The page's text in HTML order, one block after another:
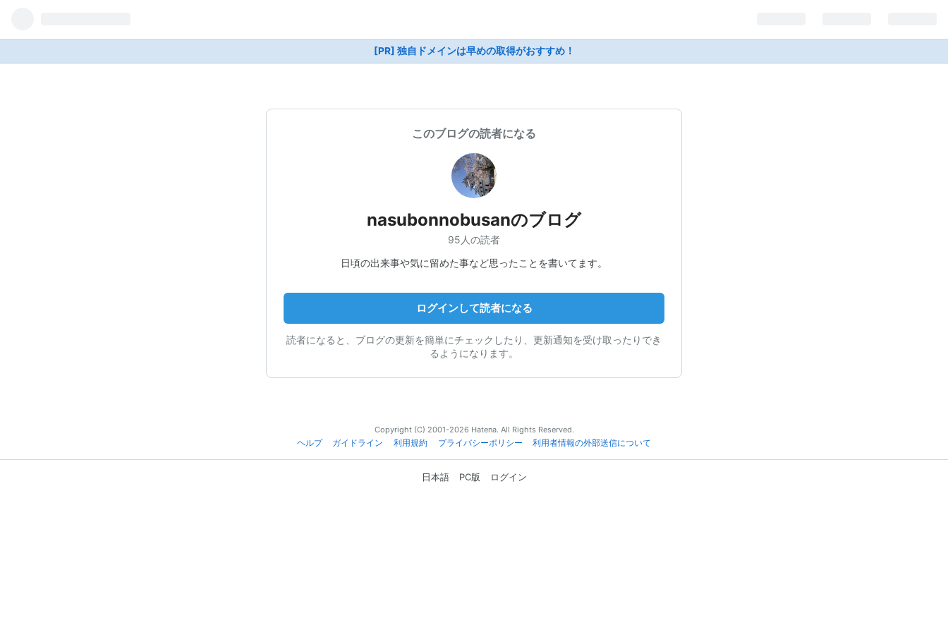
[PR] 独自ドメインは早めの取得がおすすめ！
このブログの読者になる
nasubonnobusanのブログ
95人の読者
日頃の出来事や気に留めた事など思ったことを書いてます。
ログインして読者になる
読者になると、ブログの更新を簡単にチェックしたり、更新通知を受け取ったりでき
るようになります。
Copyright (C) 2001-2026 Hatena. All Rights Reserved.
ヘルプ
ガイドライン 利用規約 プライバシーポリシー 利用者情報の外部送信について
日本語 PC版 ログイン